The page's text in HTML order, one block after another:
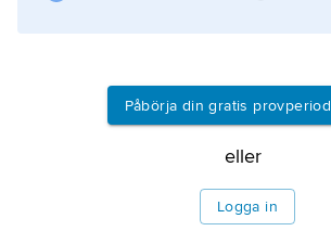
Påbörja din gratis provperiod
eller
Logga in